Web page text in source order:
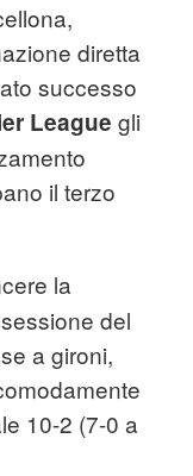
diretta
successo
League gli
il terzo
la
del
a gironi,
10-2 (7-0 a